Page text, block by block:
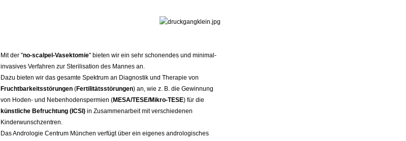
Mit der "no-scalpel-Vasektomie" bieten wir ein sehr schonendes und minimal-
invasives Verfahren zur Sterilisation des Mannes an.
Dazu bieten wir das gesamte Spektrum an Diagnostik und Therapie von
Fruchtbarkeitsstörungen(Fertilitätsstörungen) an, wie z. B. die Gewinnung
von Hoden- und Nebenhodenspermien (MESA/TESE/Mikro-TESE) für die
künstliche Befruchtung (ICSI)in Zusammenarbeit mit verschiedenen
Kinderwunschzentren.
Das Andrologie Centrum München verfügt über ein eigenes andrologisches